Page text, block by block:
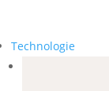
Technologie